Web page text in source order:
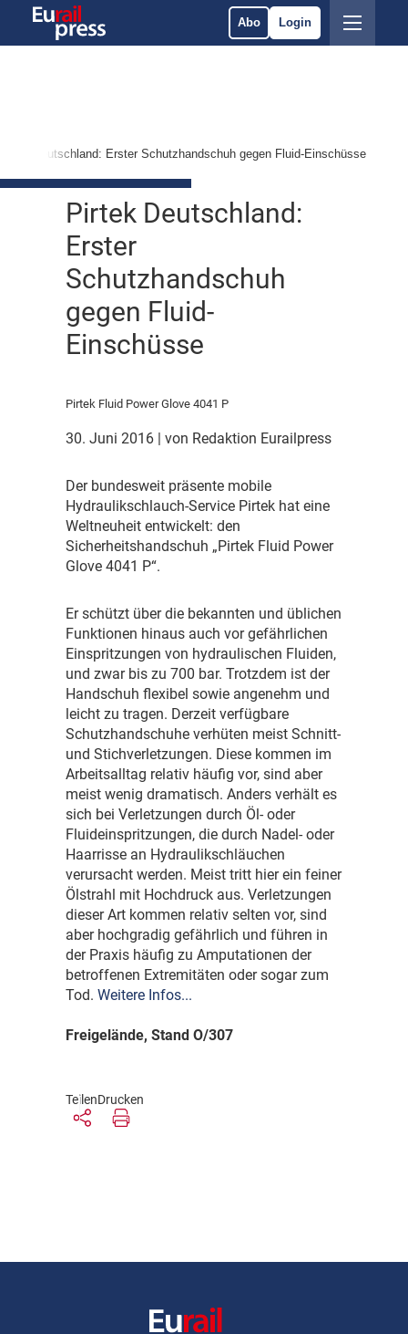
Abo Login
Deutschland: Erster Schutzhandschuh gegen Fluid-Einschüsse
Pirtek Deutschland:
Erster
Schutzhandschuh
gegen Fluid-
Einschüsse
Pirtek Fluid Power Glove 4041 P
30. Juni 2016 | von Redaktion Eurailpress
Der bundesweit präsente mobile
Hydraulikschlauch-Service Pirtek hat eine
Weltneuheit entwickelt: den
Sicherheitshandschuh „Pirtek Fluid Power
Glove 4041 P“.
Er schützt über die bekannten und üblichen
Funktionen hinaus auch vor gefährlichen
Einspritzungen von hydraulischen Fluiden,
und zwar bis zu 700 bar. Trotzdem ist der
Handschuh flexibel sowie angenehm und
leicht zu tragen. Derzeit verfügbare
Schutzhandschuhe verhüten meist Schnitt-
und Stichverletzungen. Diese kommen im
Arbeitsalltag relativ häufig vor, sind aber
meist wenig dramatisch. Anders verhält es
sich bei Verletzungen durch Öl- oder
Fluideinspritzungen, die durch Nadel- oder
Haarrisse an Hydraulikschläuchen
verursacht werden. Meist tritt hier ein feiner
Ölstrahl mit Hochdruck aus. Verletzungen
dieser Art kommen relativ selten vor, sind
aber hochgradig gefährlich und führen in
der Praxis häufig zu Amputationen der
betroffenen Extremitäten oder sogar zum
Tod. Weitere Infos...
Freigelände, Stand O/307
TeilenDrucken